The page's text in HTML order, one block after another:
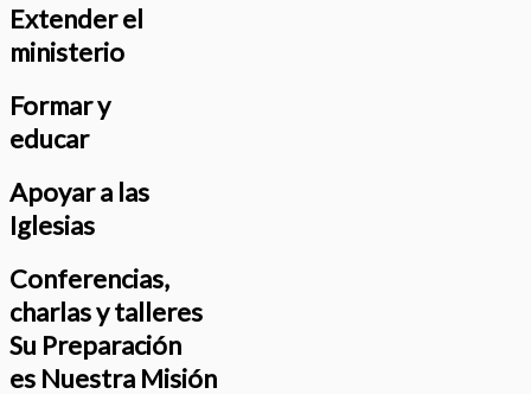
Extender el
ministerio
Formar y
educar
Apoyar a las
Iglesias
Conferencias,
charlas y talleres
Su Preparación
es Nuestra Misión